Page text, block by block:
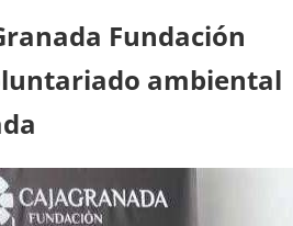
Fundación
ambiental